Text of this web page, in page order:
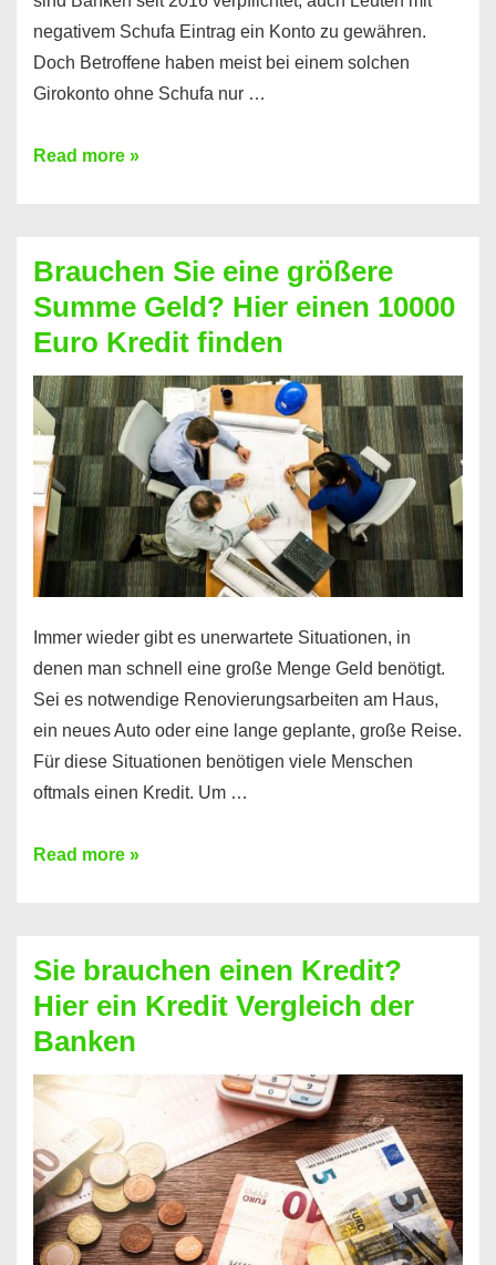
negativem Schufa Eintrag ein Konto zu gewähren.
Doch Betroffene haben meist bei einem solchen
Girokonto ohne Schufa nur …
Günstiges
Geht
das
überhaupt?
Na
klar!
Read more »
Brauchen Sie eine größere
Summe Geld? Hier einen 10000
Euro Kredit finden
Immer wieder gibt es unerwartete Situationen, in
denen man schnell eine große Menge Geld benötigt.
Sei es notwendige Renovierungsarbeiten am Haus,
ein neues Auto oder eine lange geplante, große Reise.
Für diese Situationen benötigen viele Menschen
oftmals einen Kredit. Um …
Brauchen
Summe
Geld?
Hier
einen
10000
Euro
Kredit
finden
Read more »
Sie brauchen einen Kredit?
Hier ein Kredit Vergleich der
Banken